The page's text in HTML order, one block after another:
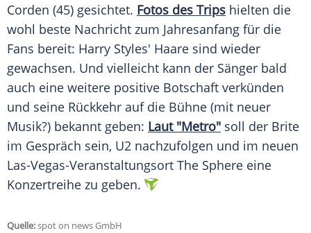
Corden (45) gesichtet. Fotos des Trips hielten die
wohl beste Nachricht zum Jahresanfang für die
Fans bereit: Harry Styles' Haare sind wieder
gewachsen. Und vielleicht kann der Sänger bald
auch eine weitere positive Botschaft verkünden
und seine Rückkehr auf die Bühne (mit neuer
Musik?) bekannt geben: Laut "Metro" soll der Brite
im Gespräch sein, U2 nachzufolgen und im neuen
Las-Vegas-Veranstaltungsort The Sphere eine
Konzertreihe zu geben.
Quelle:spot on news GmbH